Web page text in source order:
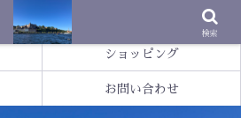
ショッピング
お問い合わせ
検索